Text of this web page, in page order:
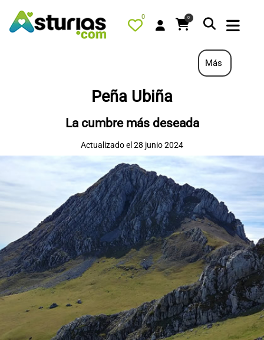
0 0
QUÉ HACER
ALOJAMIENTOS
RESTAURANTES
TURISMO ACTIVO
TIENDA
AGENDA
OFERTAS
CONTACTO
Más
Peña Ubiña
La cumbre más deseada
Actualizado el 28 junio 2024